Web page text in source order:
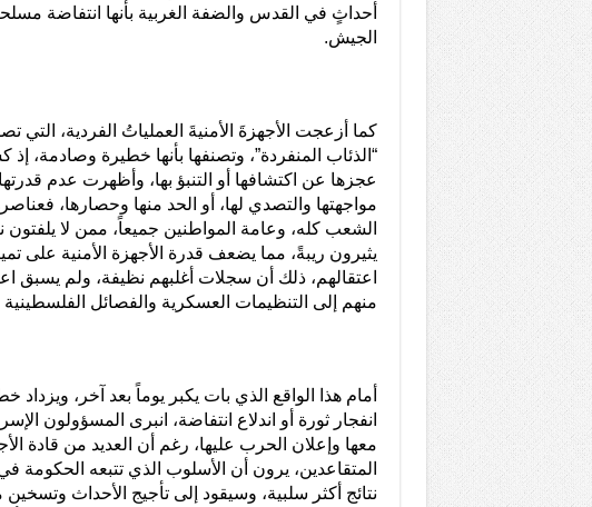
أحداثٍ في القدس والضفة الغربية بأنها انتفاضة
الجيش.
كما أزعجت الأجهزةَ الأمنيةَ العملياتُ الفردية، التي
“الذئاب المنفردة”، وتصنفها بأنها خطيرة وصادمة،
عجزها عن اكتشافها أو التنبؤ بها، وأظهرت عدم
مواجهتها والتصدي لها، أو الحد منها وحصارها،
الشعب كله، وعامة المواطنين جميعاً، ممن لا يلفتون
يثيرون ريبةً، مما يضعف قدرة الأجهزة الأمنية على
اعتقالهم، ذلك أن سجلات أغلبهم نظيفة، ولم يسبق
منهم إلى التنظيمات العسكرية والفصائل
أمام هذا الواقع الذي بات يكبر يوماً بعد آخر،
انفجار ثورة أو اندلاع انتفاضة، انبرى المسؤولون
معها وإعلان الحرب عليها، رغم أن العديد من قادة
المتقاعدين، يرون أن الأسلوب الذي تتبعه الحكومة
نتائج أكثر سلبية، وسيقود إلى تأجيج الأحداث